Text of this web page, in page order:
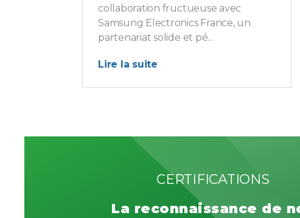
collaboration fructueuse avec
Samsung Electronics France, un
partenariat solide et pé...
Lire la suite
CERTIFICATIONS
La reconnaissance de